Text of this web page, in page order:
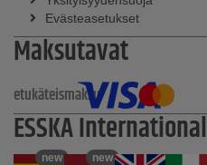
Evästeasetukset
Maksutavat
etukäteismaksu
ESSKA International
new new